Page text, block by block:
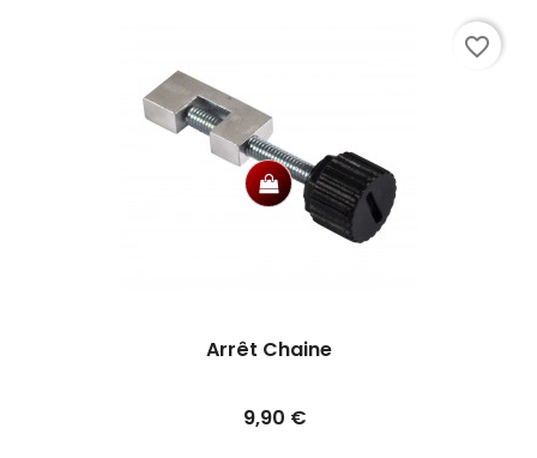
Arrêt Chaine
Prix
9,90 €
favorite_border